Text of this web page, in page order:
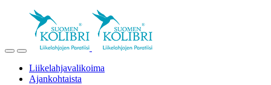
Liikelahjavalikoima
Ajankohtaista